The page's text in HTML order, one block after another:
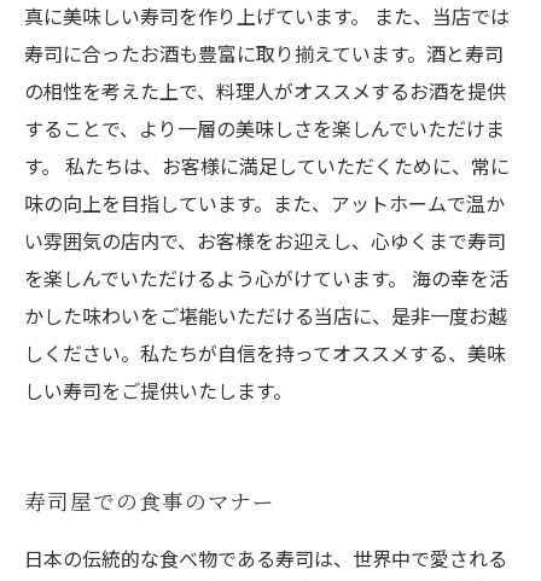
真に美味しい寿司を作り上げています。 また、当店では
寿司に合ったお酒も豊富に取り揃えています。酒と寿司
の相性を考えた上で、料理人がオススメするお酒を提供
することで、より一層の美味しさを楽しんでいただけま
す。 私たちは、お客様に満足していただくために、常に
味の向上を目指しています。また、アットホームで温か
い雰囲気の店内で、お客様をお迎えし、心ゆくまで寿司
を楽しんでいただけるよう心がけています。 海の幸を活
かした味わいをご堪能いただける当店に、是非一度お越
しください。私たちが自信を持ってオススメする、美味
しい寿司をご提供いたします。
寿司屋での食事のマナー
日本の伝統的な食べ物である寿司は、世界中で愛される